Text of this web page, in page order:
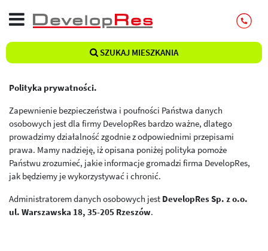
SZUKAJ MIESZKANIA
Polityka prywatności.
Zapewnienie bezpieczeństwa i poufności Państwa danych
osobowych jest dla firmy DevelopRes bardzo ważne, dlatego
prowadzimy działalność zgodnie z odpowiednimi przepisami
prawa. Mamy nadzieję, iż opisana poniżej polityka pomoże
Państwu zrozumieć, jakie informacje gromadzi firma DevelopRes,
jak będziemy je wykorzystywać i chronić.
Administratorem danych osobowych jest DevelopRes Sp. z o.o.
ul. Warszawska 18, 35-205 Rzeszów.